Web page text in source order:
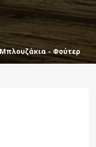
- Φούτερ